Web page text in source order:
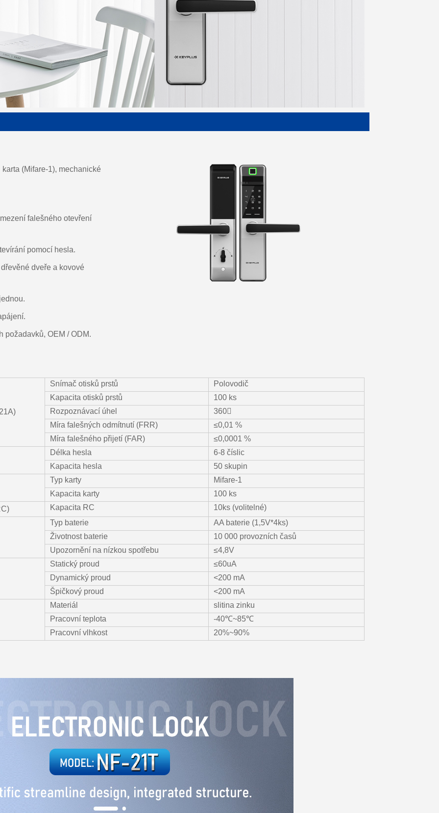
(Mifare-1), mechanické
falešného otevření
pomocí hesla.
dveře a kovové
požadavků, OEM / ODM.
Snímač otisků prstů
Polovodič
Kapacita otisků prstů
100 ks
Rozpoznávací úhel
360〫
Míra falešných odmítnutí (FRR)
≤0,01 %
Míra falešného přijetí (FAR)
≤0,0001 %
Délka hesla
6-8 číslic
Kapacita hesla
50 skupin
Typ karty
Mifare-1
Kapacita karty
100 ks
Kapacita RC
10ks (volitelné)
Typ baterie
AA baterie (1,5V*4ks)
Životnost baterie
10 000 provozních časů
Upozornění na nízkou spotřebu
≤4,8V
Statický proud
≤60uA
Dynamický proud
<200 mA
Špičkový proud
<200 mA
Materiál
slitina zinku
Pracovní teplota
-40℃~85℃
Pracovní vlhkost
20%~90%